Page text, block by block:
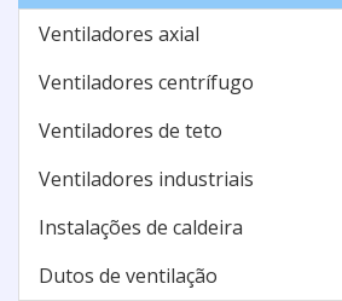
Ventiladores axial
Ventiladores centrífugo
Ventiladores de teto
Ventiladores industriais
Instalações de caldeira
Dutos de ventilação